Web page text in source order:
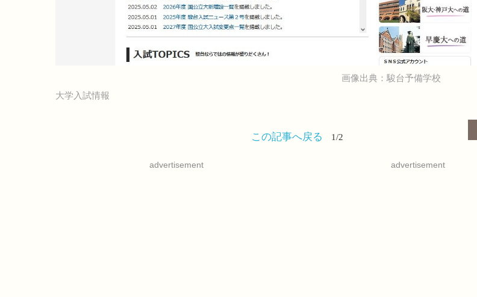
画像出典：駿台予備学校
大学入試情報
この記事へ戻る 1/2
advertisement advertisement